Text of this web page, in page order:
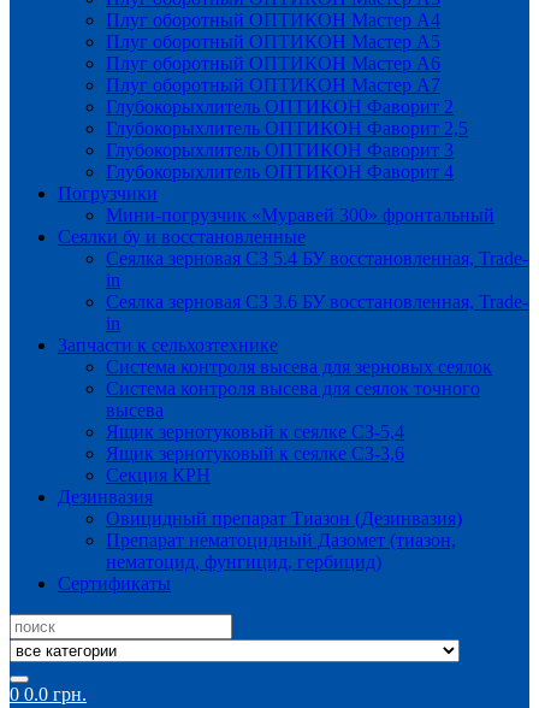
Плуг оборотный ОПТИКОН Мастер А4
Плуг оборотный ОПТИКОН Мастер А5
Плуг оборотный ОПТИКОН Мастер А6
Плуг оборотный ОПТИКОН Мастер А7
Глубокорыхлитель ОПТИКОН Фаворит 2
Глубокорыхлитель ОПТИКОН Фаворит 2,5
Глубокорыхлитель ОПТИКОН Фаворит 3
Глубокорыхлитель ОПТИКОН Фаворит 4
Погрузчики
Мини-погрузчик «Муравей 300» фронтальный
Сеялки бу и восстановленные
Сеялка зерновая СЗ 5.4 БУ восстановленная, Trade-
in
Сеялка зерновая СЗ 3.6 БУ восстановленная, Trade-
in
Запчасти к сельхозтехнике
Система контроля высева для зерновых сеялок
Система контроля высева для сеялок точного
высева
Ящик зернотуковый к сеялке СЗ-5,4
Ящик зернотуковый к сеялке СЗ-3,6
Секция КРН
Дезинвазия
Овицидный препарат Тиазон (Дезинвазия)
Препарат нематоцидный Дазомет (тиазон,
нематоцид, фунгицид, гербицид)
Сертификаты
Search
for:
0 0.0 грн.